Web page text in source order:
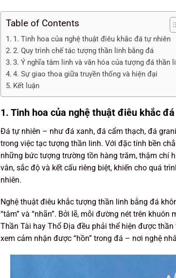
Table of Contents
1. Tinh hoa của nghệ thuật điêu khắc đá tự nhiên
2. Quy trình chế tác tượng thần linh bằng đá
3. Ý nghĩa tâm linh và văn hóa của tượng đá thần
4. Sự giao thoa giữa truyền thống và hiện đại
Kết luận
1. Tinh hoa của nghệ thuật điêu khắc
Đá tự nhiên – như đá xanh, đá cẩm thạch, đá
trong việc tạc tượng thần linh. Với đặc tính bền
những bức tượng trường tồn hàng trăm, thậm chí
vân, sắc độ và kết cấu riêng biệt, khiến cho quá
nhiên.
Nghệ thuật điêu khắc tượng thần linh bằng đá
“tâm” và “nhãn”. Bởi lẽ, mỗi đường nét trên
Thần Tài hay Thổ Địa đều phải thể hiện được
xem cảm nhận được “hồn” trong đá – nơi nghệ